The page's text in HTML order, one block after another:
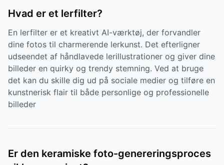
Hvad er et lerfilter?
En lerfilter er et kreativt AI-værktøj, der forvandler
dine fotos til charmerende lerkunst. Det efterligner
udseendet af håndlavede lerillustrationer og giver dine
billeder en quirky og trendy stemning. Ved at bruge
det kan du skille dig ud på sociale medier og tilføre en
kunstnerisk flair til både personlige og professionelle
billeder
Er den keramiske foto-genereringsproces